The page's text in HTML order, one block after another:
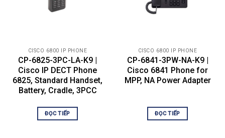
Đạo luật Người khuyết tật Hoa Kỳ
(ADA). Bạn có thể đáp ứng các yêu cầu về
Walker Equipment W-10 hoặc CE-100. Bàn
phím quay số trên tất cả các mẫu 6800
series cũng tuân thủ ADA.
● Thiết bị cầm tay dòng 6800 CP-6825-
kim loại nhỏ như ghim và kim bấm. Để
tránh chấn thương có thể xảy ra, không để
CISCO 6800 IP PHONE
CP-6825-3PC-LA-K9 |
Cisco IP DECT Phone
6825, Standard Handset,
Battery, Cradle, 3PCC
ĐỌC TIẾP
CISCO 6800 IP PHONE
CP-6841-3PW-NA-K9 |
Cisco 6841 Phone for
MPP, NA Power Adapter
ĐỌC TIẾP